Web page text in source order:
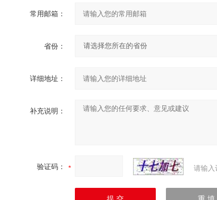
常用邮箱：
省份：
详细地址：
补充说明：
验证码： 请输入